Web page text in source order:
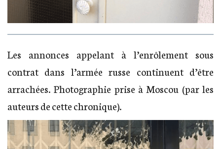
Les annonces appelant à l’enrôlement sous
contrat dans l’armée russe continuent d’être
arrachées. Photographie prise à Moscou (par les
auteurs de cette chronique).